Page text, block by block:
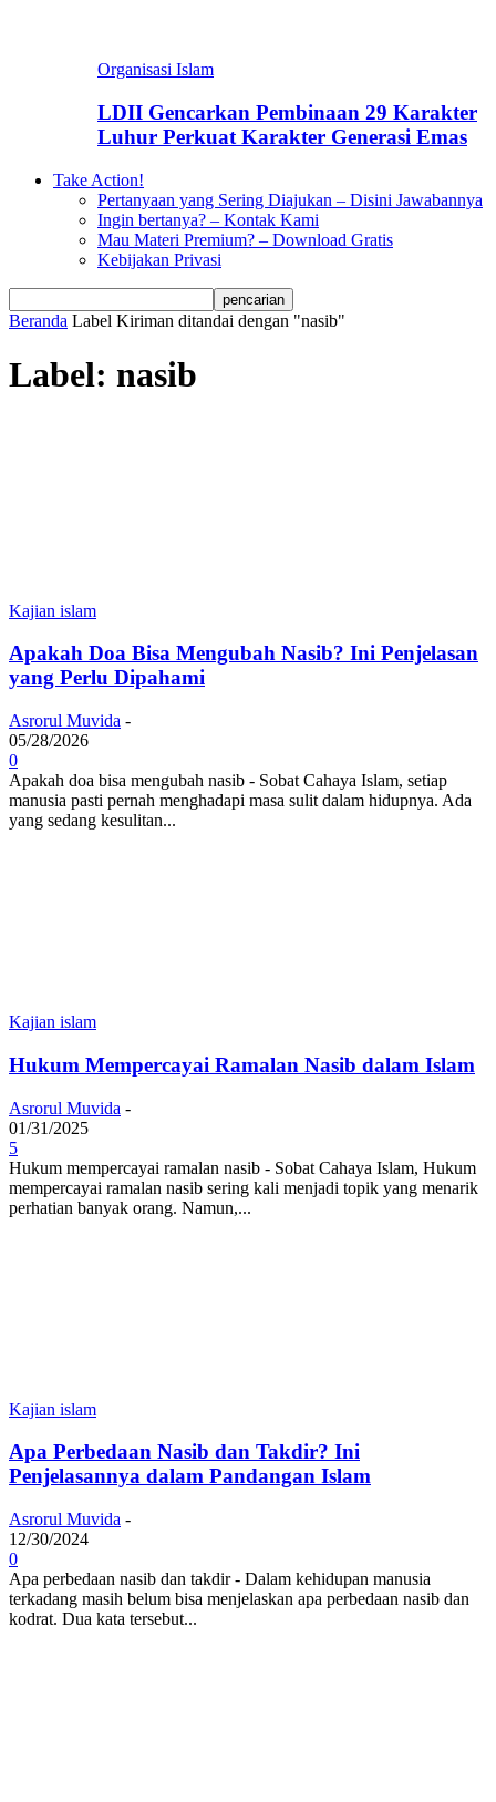
Organisasi Islam
LDII Gencarkan Pembinaan 29 Karakter
Luhur Perkuat Karakter Generasi Emas
Take Action!
Pertanyaan yang Sering Diajukan – Disini Jawabannya
Ingin bertanya? – Kontak Kami
Mau Materi Premium? – Download Gratis
Kebijakan Privasi
Beranda Label Kiriman ditandai dengan "nasib"
Label: nasib
Kajian islam
Apakah Doa Bisa Mengubah Nasib? Ini Penjelasan
yang Perlu Dipahami
Asrorul Muvida -
05/28/2026
0
Apakah doa bisa mengubah nasib - Sobat Cahaya Islam, setiap
manusia pasti pernah menghadapi masa sulit dalam hidupnya. Ada
yang sedang kesulitan...
Kajian islam
Hukum Mempercayai Ramalan Nasib dalam Islam
Asrorul Muvida -
01/31/2025
5
Hukum mempercayai ramalan nasib - Sobat Cahaya Islam, Hukum
mempercayai ramalan nasib sering kali menjadi topik yang menarik
perhatian banyak orang. Namun,...
Kajian islam
Apa Perbedaan Nasib dan Takdir? Ini
Penjelasannya dalam Pandangan Islam
Asrorul Muvida -
12/30/2024
0
Apa perbedaan nasib dan takdir - Dalam kehidupan manusia
terkadang masih belum bisa menjelaskan apa perbedaan nasib dan
kodrat. Dua kata tersebut...